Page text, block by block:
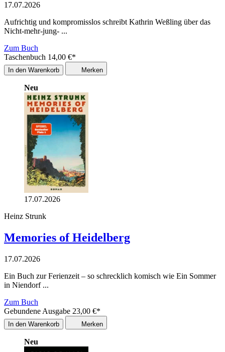
17.07.2026
Aufrichtig und kompromisslos schreibt Kathrin Weßling über das
Nicht-mehr-jung- ...
Zum Buch
Taschenbuch 14,00 €*
In den Warenkorb Merken
Neu
17.07.2026
Heinz Strunk
Memories of Heidelberg
17.07.2026
Ein Buch zur Ferienzeit – so schrecklich komisch wie Ein Sommer
in Niendorf ...
Zum Buch
Gebundene Ausgabe 23,00 €*
In den Warenkorb Merken
Neu